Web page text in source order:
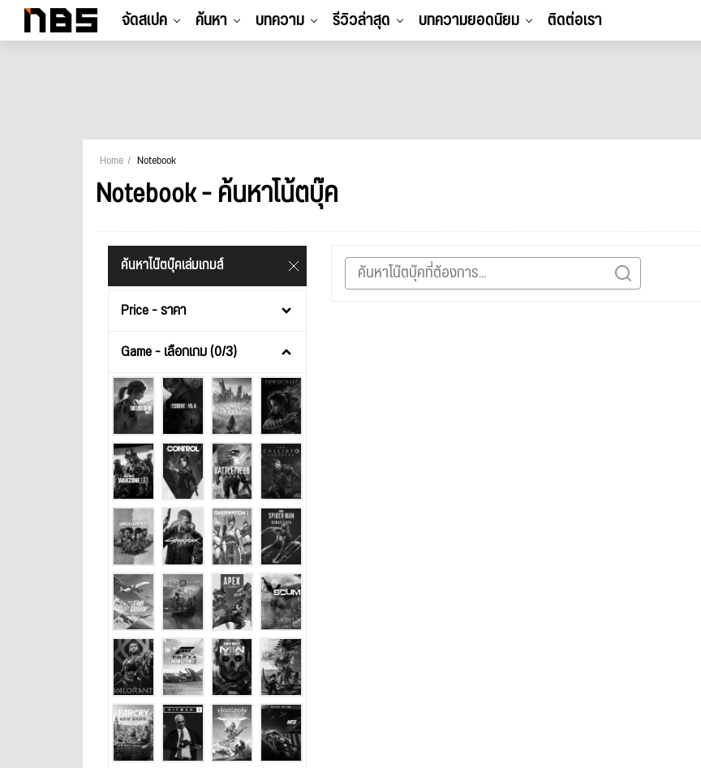
จัดสเปค ค้นหา บทความ รีวิวล่าสุด บทความยอดนิยม ติดต่อเรา
Home Notebook
Notebook - ค้นหาโน้ตบุ๊ค
ค้นหาโน๊ตบุ๊คเล่มเกมส์
Price - ราคา
Game - เลือกเกม (0/3)